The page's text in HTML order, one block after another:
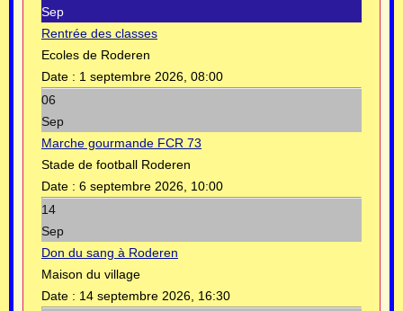
Sep
Rentrée des classes
Ecoles de Roderen
Date : 1 septembre 2026, 08:00
06
Sep
Marche gourmande FCR 73
Stade de football Roderen
Date : 6 septembre 2026, 10:00
14
Sep
Don du sang à Roderen
Maison du village
Date : 14 septembre 2026, 16:30